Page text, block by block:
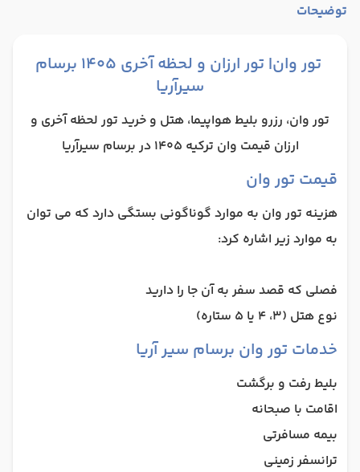
توضیحات
تور وان| تور ارزان و لحظه آخری 1405 برسام
سیرآریا
تور وان، رزرو بلیط هواپیما، هتل و خرید تور لحظه آخری و
ارزان قیمت وان ترکیه 1405 در برسام سیرآریا
قیمت تور وان
هزینه تور وان به موارد گوناگونی بستگی دارد که می توان
به موارد زیر اشاره کرد:
فصلی که قصد سفر به آن جا را دارید
نوع هتل (3، 4 یا 5 ستاره)
خدمات تور وان برسام سیر آریا
بلیط رفت و برگشت
اقامت با صبحانه
بیمه مسافرتی
ترانسفر زمینی